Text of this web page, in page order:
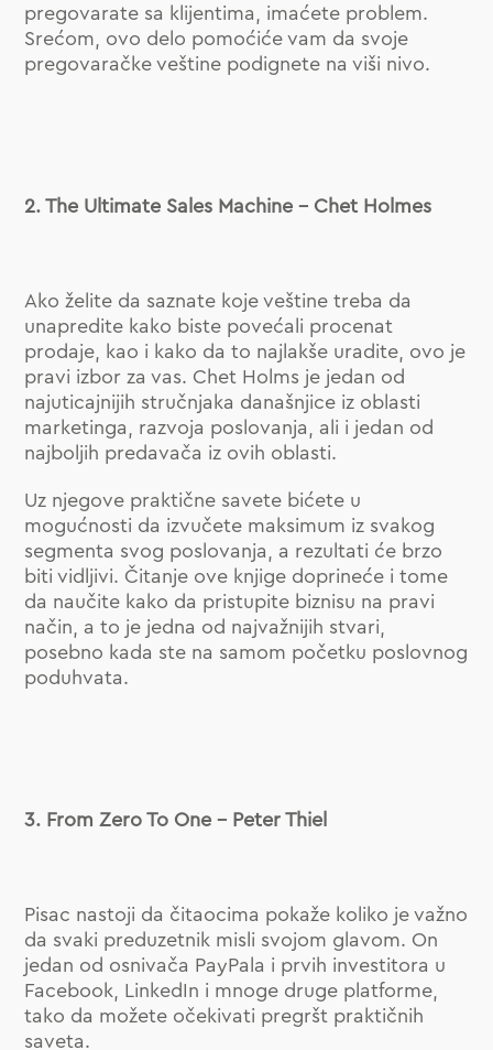
pregovarate sa klijentima, imaćete problem.
Srećom, ovo delo pomoćiće vam da svoje
pregovaračke veštine podignete na viši nivo.
2. The Ultimate Sales Machine – Chet Holmes
Ako želite da saznate koje veštine treba da
unapredite kako biste povećali procenat
prodaje, kao i kako da to najlakše uradite, ovo je
pravi izbor za vas. Chet Holms je jedan od
najuticajnijih stručnjaka današnjice iz oblasti
marketinga, razvoja poslovanja, ali i jedan od
najboljih predavača iz ovih oblasti.
Uz njegove praktične savete bićete u
mogućnosti da izvučete maksimum iz svakog
segmenta svog poslovanja, a rezultati će brzo
biti vidljivi. Čitanje ove knjige doprineće i tome
da naučite kako da pristupite biznisu na pravi
način, a to je jedna od najvažnijih stvari,
posebno kada ste na samom početku poslovnog
poduhvata.
3. From Zero To One – Peter Thiel
Pisac nastoji da čitaocima pokaže koliko je važno
da svaki preduzetnik misli svojom glavom. On
jedan od osnivača PayPala i prvih investitora u
Facebook, LinkedIn i mnoge druge platforme,
tako da možete očekivati pregršt praktičnih
saveta.